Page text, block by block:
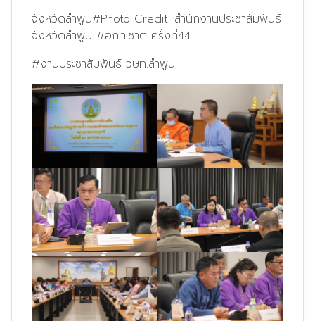
จังหวัดลำพูน#Photo Credit: สำนักงานประชาสัมพันธ์
จังหวัดลำพูน #อกท.ชาติ ครั้งที่44
#งานประชาสัมพันธ์ วษท.ลำพูน